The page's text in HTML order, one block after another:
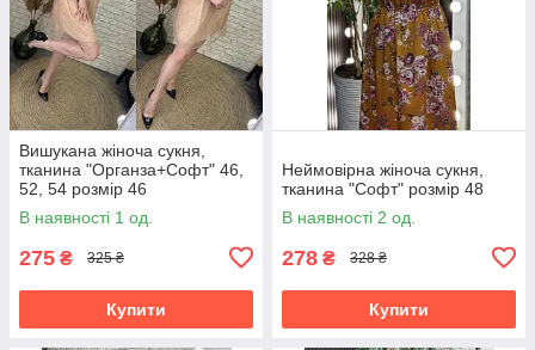
Вишукана жіноча сукня,
тканина "Органза+Софт" 46,
52, 54 розмір 46
В наявності 1 од.
275 ₴ 325 ₴
Купити
Неймовірна жіноча сукня,
тканина "Софт" розмір 48
В наявності 2 од.
278 ₴ 328 ₴
Купити